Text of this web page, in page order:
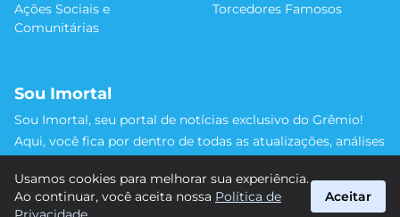
Ações Sociais e
Comunitárias
Torcedores Famosos
Sou Imortal
Sou Imortal, seu portal de notícias exclusivo do Grêmio!
Aqui, você fica por dentro de todas as atualizações, análises
detalhe da trajetória do nosso time rumo às vitórias!
#Grêmio #SouImortal
Usamos cookies para melhorar sua experiência.
Ao continuar, você aceita nossa Política de
Aceitar